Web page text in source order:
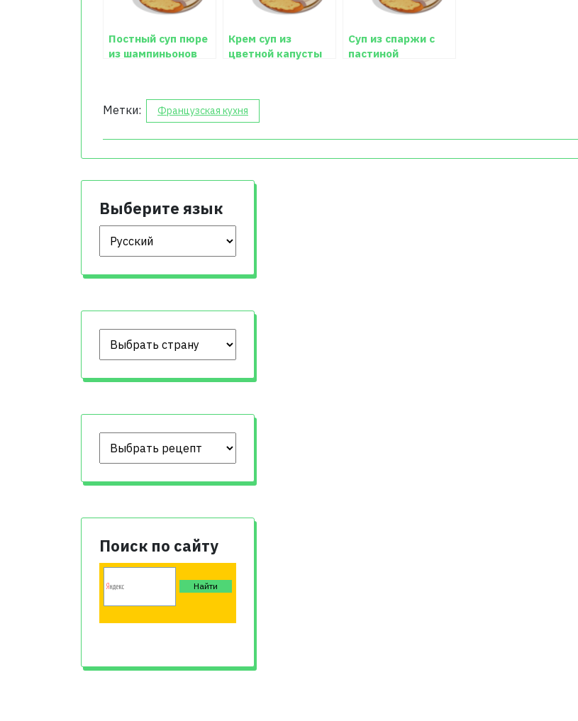
Постный суп пюре
из шампиньонов
Крем суп из
цветной капусты
Суп из спаржи с
пастиной
Метки: Французская кухня
Выберите язык
Выберите язык
Поиск по сайту